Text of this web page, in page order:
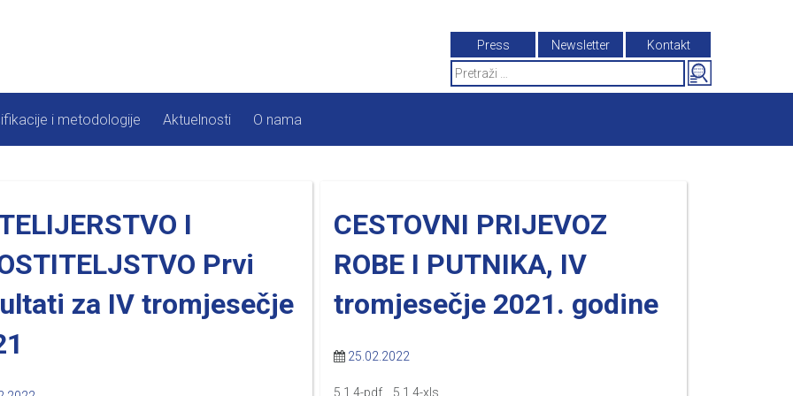
Press Newsletter
Kontakt
Search
for:
i metodologije Aktuelnosti O nama
I
Prvi
za IV tromjesečje
CESTOVNI PRIJEVOZ
ROBE I PUTNIKA, IV
tromjesečje 2021. godine
25.02.2022
5.1.4-pdf 5.1.4-xls